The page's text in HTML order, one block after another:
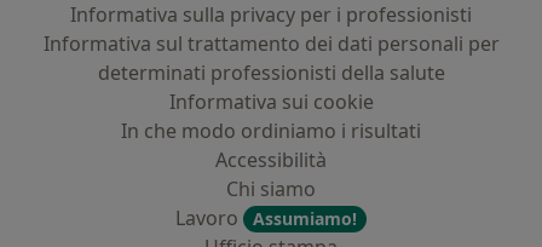
Informativa sulla privacy per i professionisti
Informativa sul trattamento dei dati personali per
determinati professionisti della salute
Informativa sui cookie
In che modo ordiniamo i risultati
Accessibilità
Chi siamo
Lavoro
Assumiamo!